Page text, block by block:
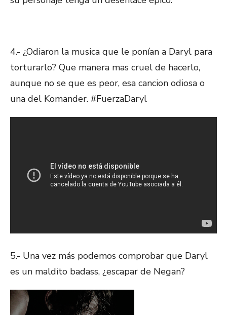
4.- ¿Odiaron la musica que le ponían a Daryl para
torturarlo? Que manera mas cruel de hacerlo,
aunque no se que es peor, esa cancion odiosa o
una del Komander. #FuerzaDaryl
5.- Una vez más podemos comprobar que Daryl
es un maldito badass, ¿escapar de Negan?